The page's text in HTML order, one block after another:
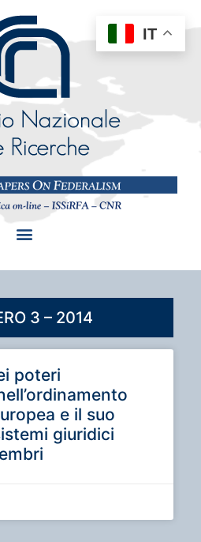
3 – 2014
poteri
e il suo
giuridici
IT